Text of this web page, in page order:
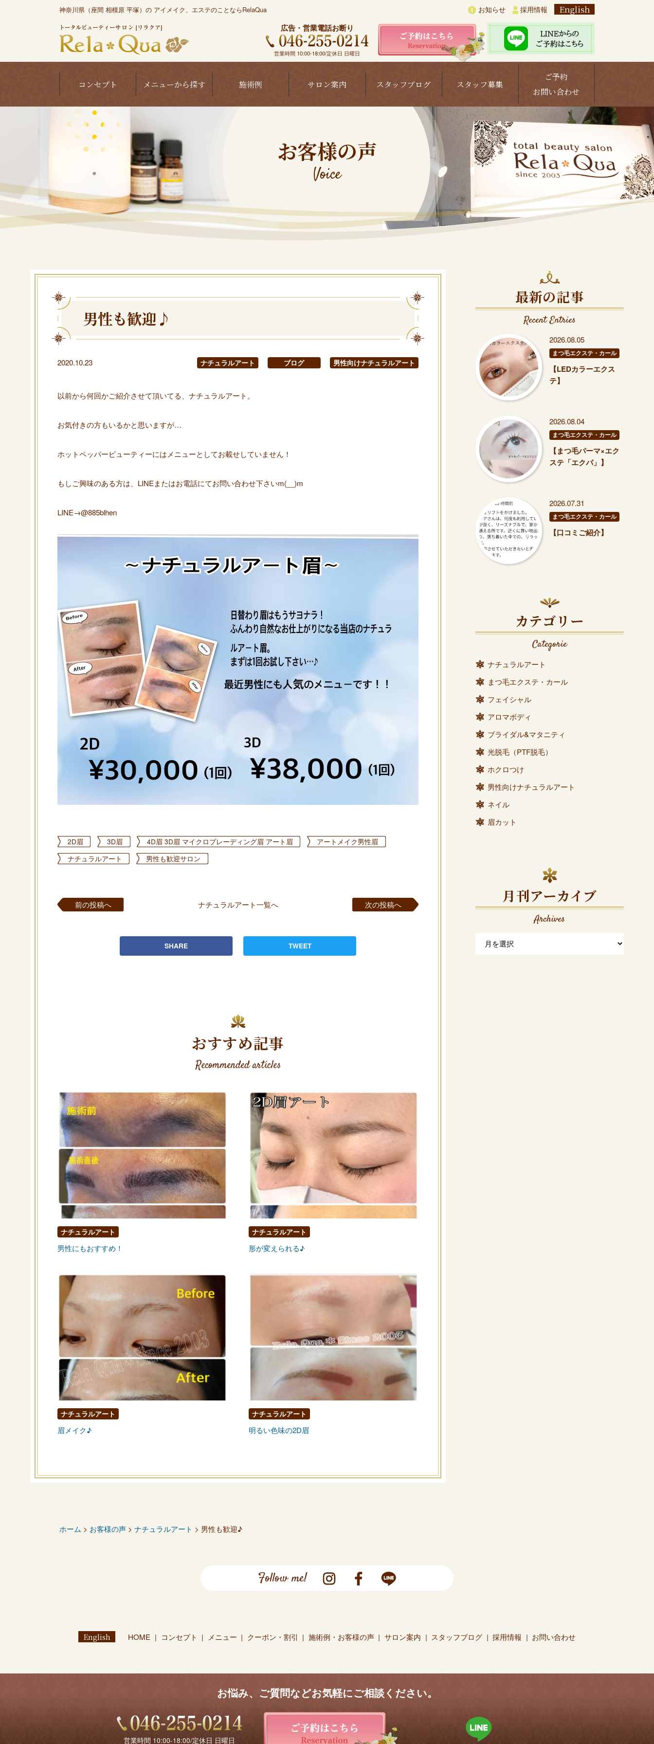
神奈川県（座間 相模原 平塚）の アイメイク、エステのことならRelaQua お知らせ 採用情報 English
広告・営業電話お断り
営業時間 10:00-18:00/定休日 日曜日
コンセプト メニューから探す 施術例 サロン案内 スタッフブログ スタッフ募集
ご予約
お問い合わせ
お客様の声
Voice
男性も歓迎♪
2020.10.23 ナチュラルアート ブログ 男性向けナチュラルアート
以前から何回かご紹介させて頂いてる、ナチュラルアート。
お気付きの方もいるかと思いますが…
ホットペッパービューティーにはメニューとしてお載せしていません！
もしご興味のある方は、LINEまたはお電話にてお問い合わせ下さいm(__)m
LINE→@885blhen
2D眉 3D眉 4D眉 3D眉 マイクロブレーディング眉 アート眉
アートメイク男性眉
ナチュラルアート
男性も歓迎サロン
前の投稿へ ナチュラルアート一覧へ 次の投稿へ
SHARE TWEET
おすすめ記事
Recommended articles
ナチュラルアート
男性にもおすすめ！
ナチュラルアート
形が変えられる♪
ナチュラルアート
眉メイク♪
ナチュラルアート
明るい色味の2D眉
最新の記事
Recent Entries
2026.08.05
まつ毛エクステ・カール
【LEDカラーエクス
テ】
2026.08.04
まつ毛エクステ・カール
【まつ毛パーマ×エク
ステ「エクパ」】
2026.07.31
まつ毛エクステ・カール
【口コミご紹介】
カテゴリー
Categorie
ナチュラルアート
まつ毛エクステ・カール
フェイシャル
アロマボディ
ブライダル&マタニティ
光脱毛（PTF脱毛）
ホクロつけ
男性向けナチュラルアート
ネイル
眉カット
月刊アーカイブ
Archives
ホーム > お客様の声 > ナチュラルアート > 男性も歓迎♪
Follow me!
English HOME コンセプト メニュー クーポン・割引 施術例・お客様の声 サロン案内 スタッフブログ 採用情報 お問い合わせ
お悩み、ご質問などお気軽にご相談ください。
営業時間 10:00-18:00/定休日 日曜日